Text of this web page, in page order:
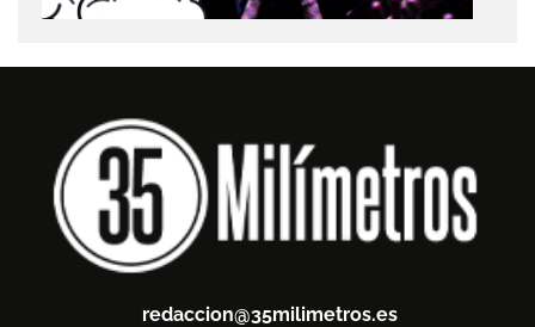
redaccion@35milimetros.es